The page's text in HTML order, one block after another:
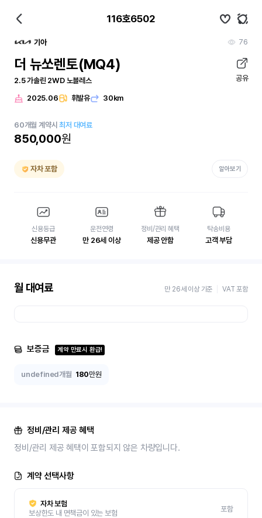
116호6502
기아 76
더 뉴쏘렌토(MQ4)
2.5 가솔린 2WD 노블레스 공유
2025.06 휘발유 30km
60개월 계약시최저 대여료
850,000원
자차 포함 알아보기
신용등급
신용무관
운전연령
만 26세 이상
정비/관리 혜택
제공 안함
탁송비용
고객 부담
월 대여료 만 26세 이상 기준 VAT 포함
보증금 계약 만료시 환급!
undefined개월 180만원
정비/관리 제공 혜택
정비/관리 제공 혜택이 포함되지 않은 차량입니다.
계약 선택사항
자차 보험
보상한도 내 면책금이 있는 보험
포함